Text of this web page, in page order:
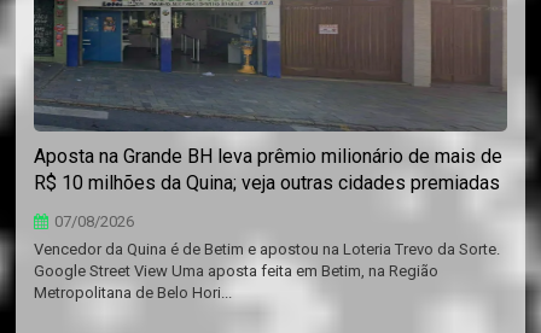
Aposta na Grande BH leva prêmio milionário de mais de
R$ 10 milhões da Quina; veja outras cidades premiadas
07/08/2026
Vencedor da Quina é de Betim e apostou na Loteria Trevo da Sorte.
Google Street View Uma aposta feita em Betim, na Região
Metropolitana de Belo Hori...